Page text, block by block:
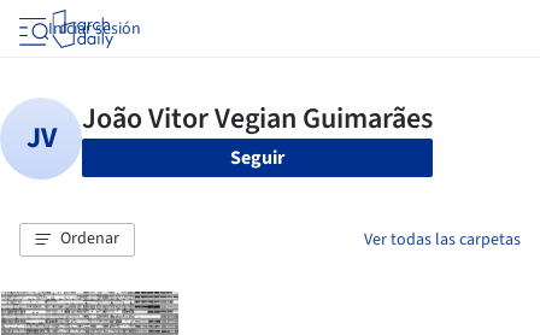
Iniciar sesión
Seguir
Ordenar Ver todas las carpetas